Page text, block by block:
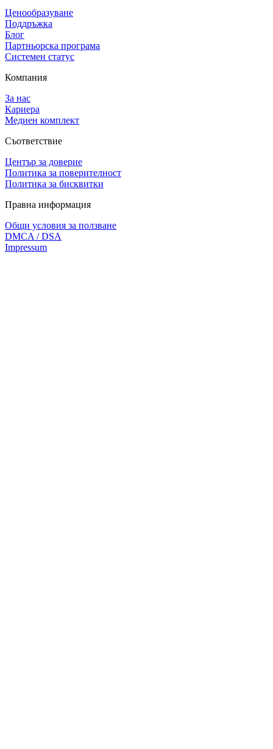
Ценообразуване
Поддръжка
Блог
Партньорска програма
Системен статус
Компания
За нас
Кариера
Медиен комплект
Съответствие
Център за доверие
Политика за поверителност
Политика за бисквитки
Правна информация
Общи условия за ползване
DMCA / DSA
Impressum